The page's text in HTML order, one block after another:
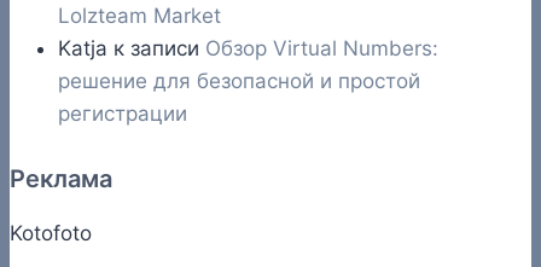
Lolzteam Market
Katja к записи Обзор Virtual Numbers:
решение для безопасной и простой
регистрации
Реклама
Kotofoto